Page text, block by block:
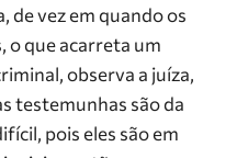
vez em quando os
o que acarreta um
observa a juíza,
testemunhas são da
pois eles são em